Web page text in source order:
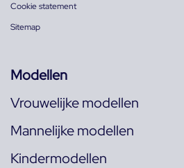
Cookie statement
Sitemap
Modellen
Vrouwelijke modellen
Mannelijke modellen
Kindermodellen